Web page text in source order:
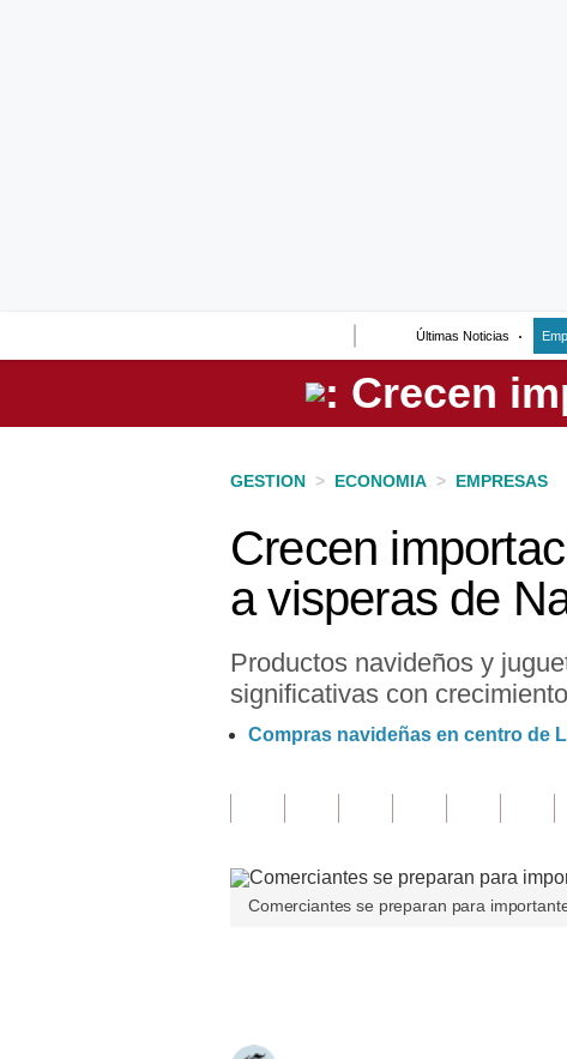
Últimas Noticias
Perú
GESTION > ECONOMIA > EMPRESAS
Crecen
a visperas de
Productos navideños y
significativas con
Compras navideñas en centro de
Comerciantes se preparan para